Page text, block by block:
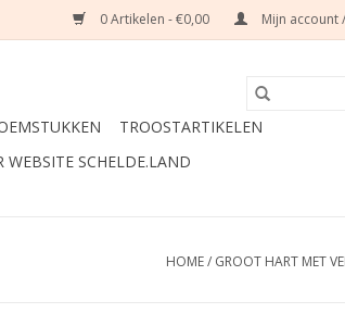
0 Artikelen - €0,00 Mijn account
TROOSTARTIKELEN
WEBSITE SCHELDE.LAND
HOME/ GROOT HART MET